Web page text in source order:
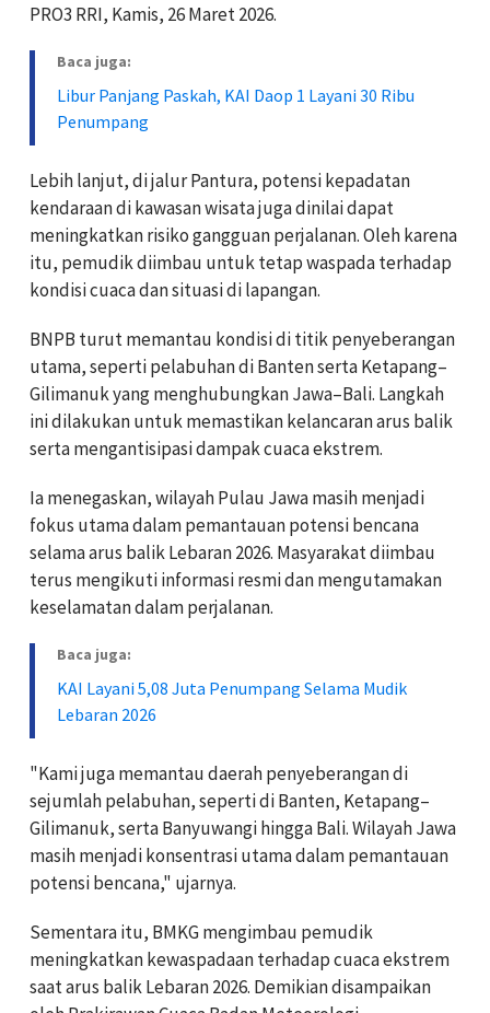
PRO3 RRI, Kamis, 26 Maret 2026.
Baca juga:
Libur Panjang Paskah, KAI Daop 1 Layani 30 Ribu
Penumpang
Lebih lanjut, di jalur Pantura, potensi kepadatan
kendaraan di kawasan wisata juga dinilai dapat
meningkatkan risiko gangguan perjalanan. Oleh karena
itu, pemudik diimbau untuk tetap waspada terhadap
kondisi cuaca dan situasi di lapangan.
BNPB turut memantau kondisi di titik penyeberangan
utama, seperti pelabuhan di Banten serta Ketapang–
Gilimanuk yang menghubungkan Jawa–Bali. Langkah
ini dilakukan untuk memastikan kelancaran arus balik
serta mengantisipasi dampak cuaca ekstrem.
Ia menegaskan, wilayah Pulau Jawa masih menjadi
fokus utama dalam pemantauan potensi bencana
selama arus balik Lebaran 2026. Masyarakat diimbau
terus mengikuti informasi resmi dan mengutamakan
keselamatan dalam perjalanan.
Baca juga:
KAI Layani 5,08 Juta Penumpang Selama Mudik
Lebaran 2026
"Kami juga memantau daerah penyeberangan di
sejumlah pelabuhan, seperti di Banten, Ketapang–
Gilimanuk, serta Banyuwangi hingga Bali. Wilayah Jawa
masih menjadi konsentrasi utama dalam pemantauan
potensi bencana," ujarnya.
Sementara itu, BMKG mengimbau pemudik
meningkatkan kewaspadaan terhadap cuaca ekstrem
saat arus balik Lebaran 2026. Demikian disampaikan